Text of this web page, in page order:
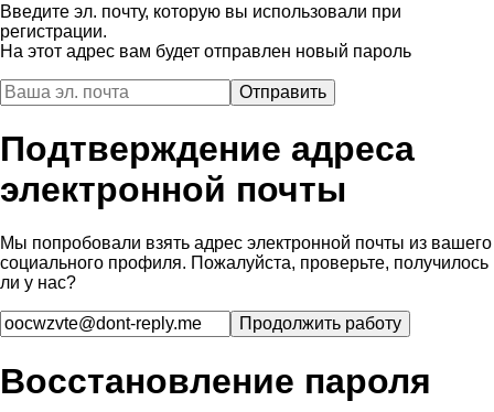
Введите эл. почту, которую вы использовали при
регистрации.
На этот адрес вам будет отправлен новый пароль
Подтверждение адреса
электронной почты
Мы попробовали взять адрес электронной почты из вашего
социального профиля. Пожалуйста, проверьте, получилось
ли у нас?
Восстановление пароля